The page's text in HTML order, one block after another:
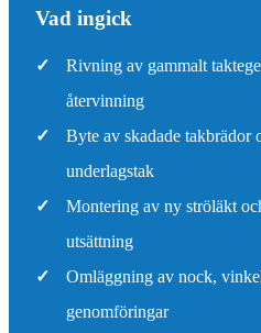
Vad ingick
✓
Rivning av gammalt
återvinning
✓
Byte av skadade takbrädor
underlagstak
✓
Montering av ny ströläkt
utsättning
✓
Omläggning av nock,
genomföringar